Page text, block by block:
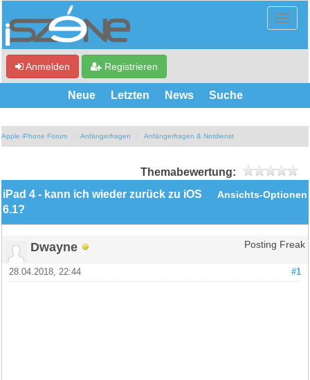
Anmelden Registrieren
Neue Letzten News Suche
Apple iPhone Forum Anfängerfragen Anfängerfragen & Notdienst
Themabewertung:
Ansichts-Optionen
iPad 4 - kann ich wieder zurück zu iOS
6.1?
Dwayne Posting Freak
#1
28.04.2018, 22:44